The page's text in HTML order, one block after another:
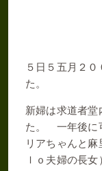
５日５五月２
た。
新婦は求道者
た。 一年後に
リアちゃんと
ｌｏ夫婦の長